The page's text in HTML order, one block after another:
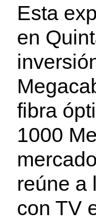
Esta
en
fibra
1000
reúne a
con TV